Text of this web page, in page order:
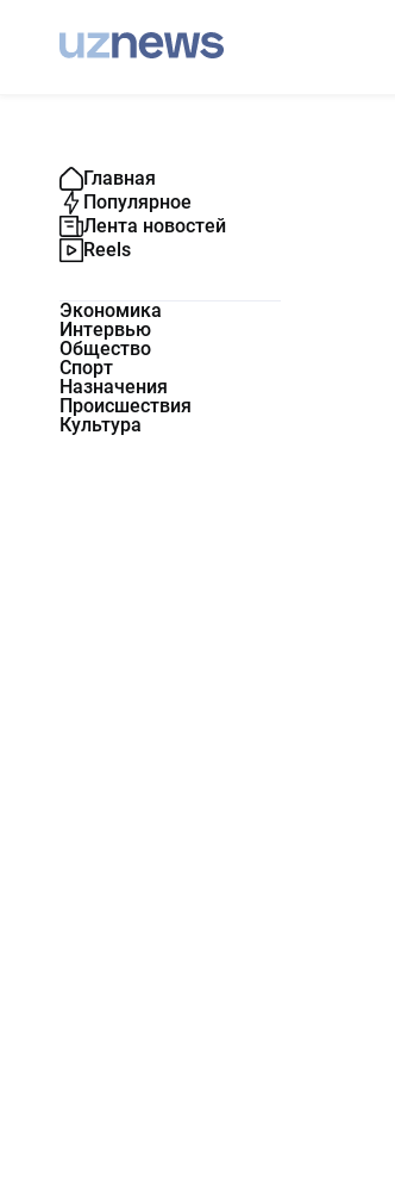
Главная
Популярное
Лента новостей
Reels
Экономика
Интервью
Общество
Спорт
Назначения
Происшествия
Культура